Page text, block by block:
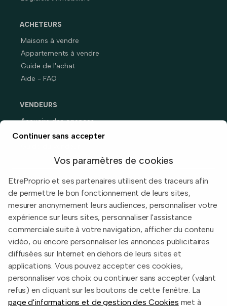
ACHETEURS
Maisons à vendre
Appartements à vendre
Guide de l'achat
Aide - FAQ
VENDEURS
Annuaire des agences
Prix immobiliers en France
Informations légales
Conditions d'utilisation
Politique de confidentialité
2026 EtreProprio.com
Continuer sans accepter
Vos paramètres de cookies
EtreProprio et ses partenaires utilisent des traceurs afin
de permettre le bon fonctionnement de leurs sites,
mesurer anonymement leurs audiences, personnaliser votre
expérience sur leurs sites, personnaliser l'assistance
commerciale suite à votre navigation, afficher du contenu
vidéo, ou encore personnaliser les annonces publicitaires
diffusées sur Internet en dehors de leurs sites et
applications. Vous pouvez accepter ces cookies,
personnaliser vos choix ou continuer sans accepter (valant
refus) en cliquant sur les boutons de cette fenêtre. La
page d'informations et de gestion des Cookies met à